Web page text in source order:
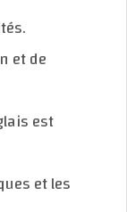
et de
est
et les